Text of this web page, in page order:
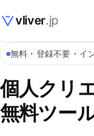
vliver.jp
無料・登録不要・イ
個人クリ
無料ツー